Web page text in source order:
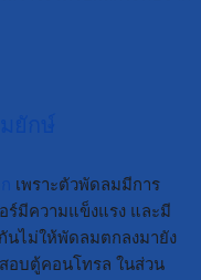
เพราะตัวพัดลมมีการ
ร์มีความแข็งแรง และมี
นไม่ให้พัดลมตกลงมายัง
อบตู้คอนโทรล ในส่วน